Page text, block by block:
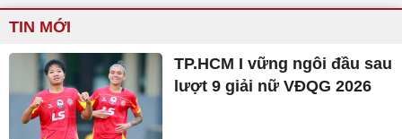
TIN MỚI
TP.HCM I vững ngôi đầu sau
lượt 9 giải nữ VĐQG 2026